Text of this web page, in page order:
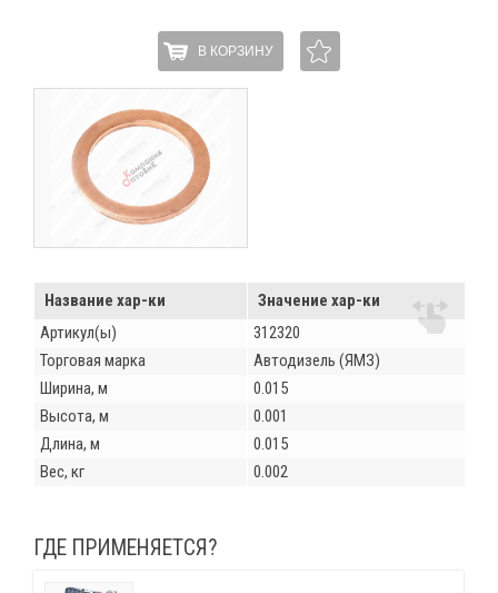
В КОРЗИНУ
Название хар-ки
Значение хар-ки
Артикул(ы)
312320
Торговая марка
Автодизель (ЯМЗ)
Ширина, м
0.015
Высота, м
0.001
Длина, м
0.015
Вес, кг
0.002
ГДЕ ПРИМЕНЯЕТСЯ?